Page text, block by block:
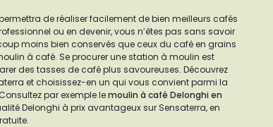
de réaliser facilement de bien meilleurs cafés
ou en devenir, vous n’êtes pas sans savoir
moins bien conservés que ceux du café en grains
à café. Se procurer une station à moulin est
des tasses de café plus savoureuses. Découvrez
et choisissez-en un qui vous convient parmi la
par exemple lemoulin à café Delonghi en
Delonghi à prix avantageux sur Sensaterra, en